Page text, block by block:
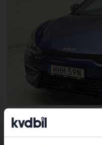
Certifierad Plus